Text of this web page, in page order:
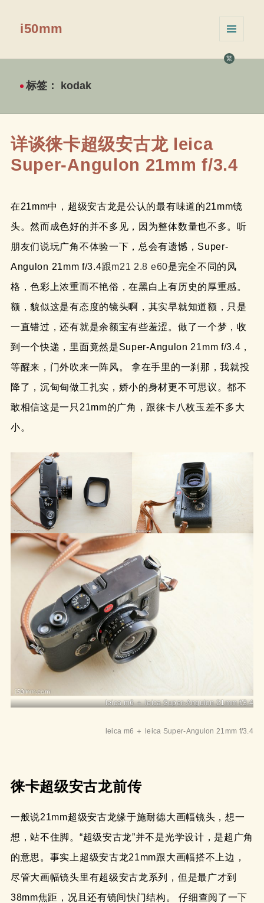
繁
i50mm
挂件
标签： kodak
详谈徕卡超级安古龙 leica
Super-Angulon 21mm f/3.4
在21mm中，超级安古龙是公认的最有味道的21mm镜
头。然而成色好的并不多见，因为整体数量也不多。听
朋友们说玩广角不体验一下，总会有遗憾，Super-
Angulon 21mm f/3.4跟m21 2.8 e60是完全不同的风
格，色彩上浓重而不艳俗，在黑白上有历史的厚重感。
额，貌似这是有态度的镜头啊，其实早就知道额，只是
一直错过，还有就是余额宝有些羞涩。做了一个梦，收
到一个快递，里面竟然是Super-Angulon 21mm f/3.4，
等醒来，门外吹来一阵风。 拿在手里的一刹那，我就投
降了，沉甸甸做工扎实，娇小的身材更不可思议。都不
敢相信这是一只21mm的广角，跟徕卡八枚玉差不多大
小。
leica m6 ＋ leica Super-Angulon 21mm f/3.4
leica m6 ＋ leica Super-Angulon 21mm f/3.4
徕卡超级安古龙前传
一般说21mm超级安古龙缘于施耐德大画幅镜头，想一
想，站不住脚。“超级安古龙”并不是光学设计，是超广角
的意思。事实上超级安古龙21mm跟大画幅搭不上边，
尽管大画幅镜头里有超级安古龙系列，但是最广才到
38mm焦距，况且还有镜间快门结构。 仔细查阅了一下